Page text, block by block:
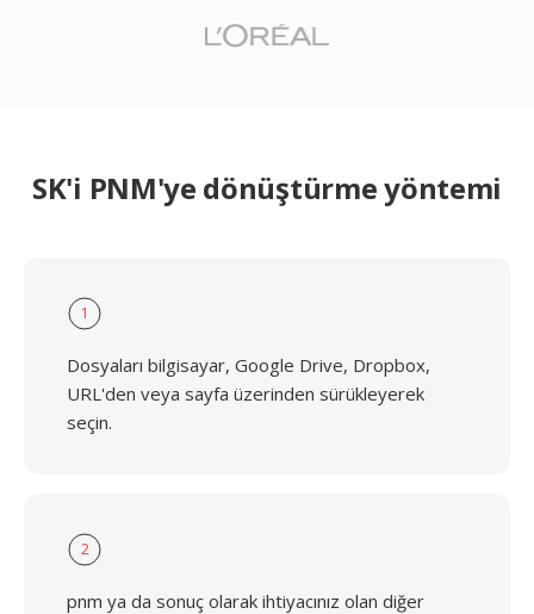
SK'i PNM'ye dönüştürme yöntemi
1
Dosyaları bilgisayar, Google Drive, Dropbox,
URL'den veya sayfa üzerinden sürükleyerek
seçin.
2
pnm ya da sonuç olarak ihtiyacınız olan diğer